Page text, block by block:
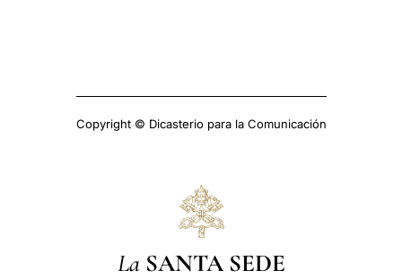
Copyright © Dicasterio para la Comunicación
La SANTA SEDE